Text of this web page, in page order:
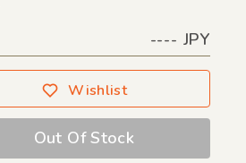
---- JPY
Wishlist
Out Of Stock